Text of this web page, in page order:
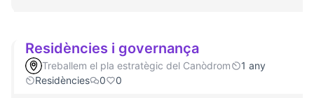
Residències i governança
Treballem el pla estratègic del Canòdrom
1 any
Residències
0 0